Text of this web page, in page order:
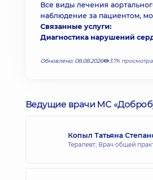
Все виды лечения
наблюдение за пациентом,
Связанные услуги:
Диагностика нарушений
Обновлено: 08.08.2026 3.7К просмотра
Ведущие врачи МС
Копыл Татьяна
Терапевт; Врач общей